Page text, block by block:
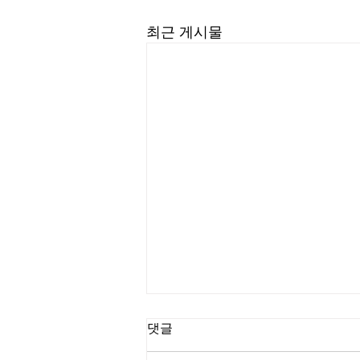
최근 게시물
길요나 목사
“한계를 넘어서는 인생을 살라” (삼
댓글